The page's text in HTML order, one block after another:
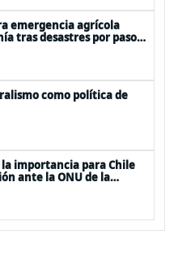
emergencia agrícola
tras desastres por pasos
como política de
importancia para Chile
ante la ONU de la
Extendida del
Fernández